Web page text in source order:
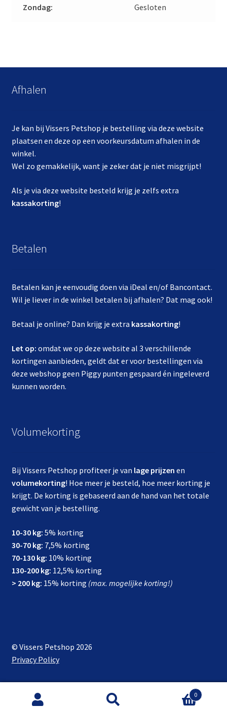
Zondag: Gesloten
Afhalen
Je kan bij Vissers Petshop je bestelling via deze website
plaatsen en deze op een voorkeursdatum afhalen in de
winkel.
Wel zo gemakkelijk, want je zeker dat je niet misgrijpt!
Als je via deze website besteld krijg je zelfs extra
kassakorting!
Betalen
Betalen kan je eenvoudig doen via iDeal en/of Bancontact.
Wil je liever in de winkel betalen bij afhalen? Dat mag ook!
Betaal je online? Dan krijg je extra kassakorting!
Let op: omdat we op deze website al 3 verschillende
kortingen aanbieden, geldt dat er voor bestellingen via
deze webshop geen Piggy punten gespaard én ingeleverd
kunnen worden.
Volumekorting
Bij Vissers Petshop profiteer je van lage prijzen en
volumekorting! Hoe meer je besteld, hoe meer korting je
krijgt. De korting is gebaseerd aan de hand van het totale
gewicht van je bestelling.
10-30 kg: 5% korting
30-70 kg: 7,5% korting
70-130 kg: 10% korting
130-200 kg: 12,5% korting
> 200 kg: 15% korting (max. mogelijke korting!)
© Vissers Petshop 2026
Privacy Policy
0